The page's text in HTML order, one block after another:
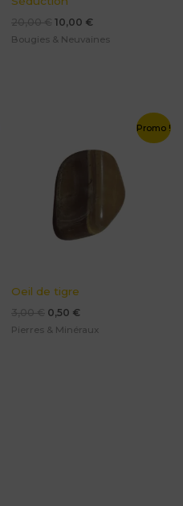
20,00€ 10,00 €
Bougies & Neuvaines
Promo !
Oeil de tigre
3,00€
était :
3,00 €.
0,50 €
actuel
Pierres & Minéraux